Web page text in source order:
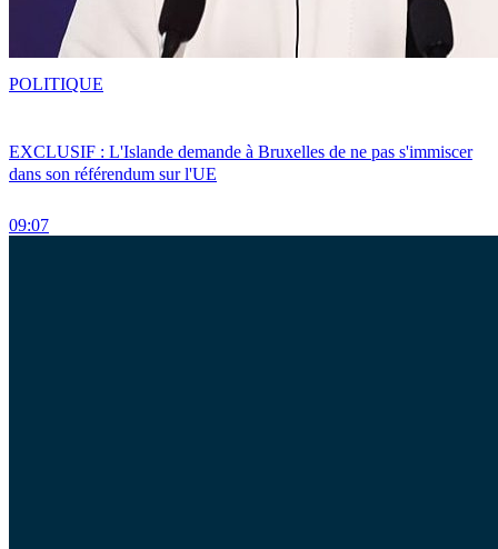
EXCLUSIF : L'Islande demande à Bruxelles de ne pas s'immiscer
dans son référendum sur l'UE
09:07
POLITIQUE